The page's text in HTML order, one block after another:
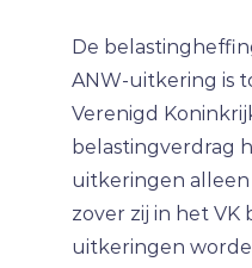
De
ANW-uitkering is
Verenigd
belastingverdrag
uitkeringen
zover zij in het VK
uitkeringen